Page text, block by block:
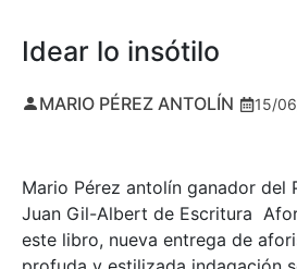
Idear lo insótilo
MARIO PÉREZ ANTOLÍN 15/
Mario Pérez antolín ganador del
Juan Gil-Albert de Escritura
este libro, nueva entrega de